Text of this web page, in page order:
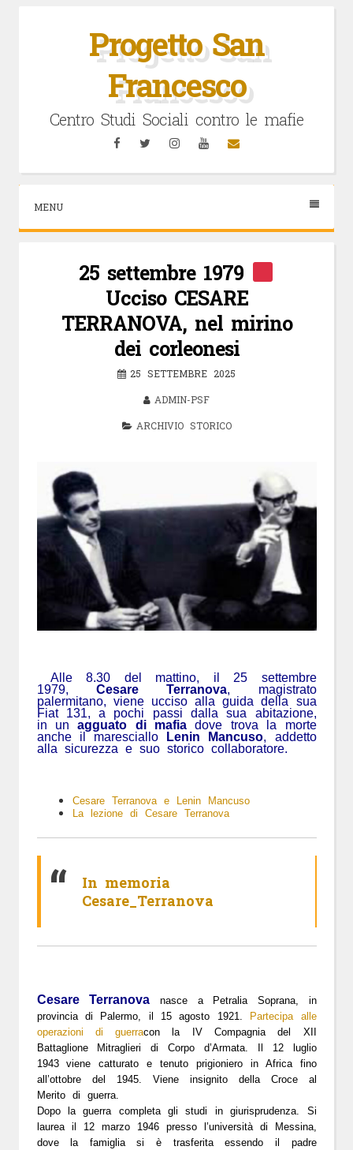
Progetto San
Francesco
Centro Studi Sociali contro le mafie
FacebookTwitterInstagramYouTubeEmail
MENU
25 settembre 1979
Ucciso CESARE
TERRANOVA, nel mirino
dei corleonesi
25 SETTEMBRE 2025
ADMIN-PSF
ARCHIVIO STORICO
Alle 8.30 del mattino, il 25 settembre
1979, Cesare Terranova, magistrato
palermitano, viene ucciso alla guida della sua
Fiat 131, a pochi passi dalla sua abitazione,
in unagguato di mafia dove trova la morte
anche il maresciallo
Lenin Mancuso, addetto
alla sicurezza e suo storico collaboratore.
Cesare Terranova e Lenin Mancuso
La lezione di Cesare Terranova
In memoria
Cesare_Terranova
Cesare Terranova nasce a Petralia Soprana, in
provincia di Palermo, il 15 agosto 1921.
Partecipa alle
operazioni di guerracon la IV Compagnia del XII
Battaglione Mitraglieri di Corpo d’Armata.
Il 12 luglio
1943viene catturato e tenuto prigioniero in Africa fino
all’ottobre del 1945. Viene insignito della Croce al
Merito di guerra.
Dopo la guerra completa gli studi in giurisprudenza. Si
laurea il 12 marzo 1946 presso l’università di Messina,
dove la famiglia si è trasferita essendo il padre